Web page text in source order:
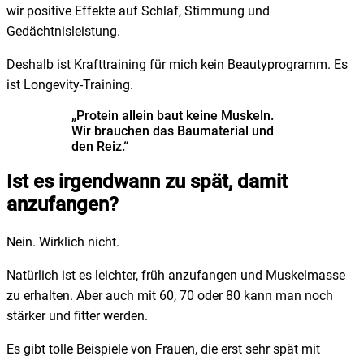
wir positive Effekte auf Schlaf, Stimmung und
Gedächtnisleistung.
Deshalb ist Krafttraining für mich kein Beautyprogramm. Es
ist Longevity-Training.
„Protein allein baut keine Muskeln.
Wir brauchen das Baumaterial und
den Reiz.“
Ist es irgendwann zu spät, damit
anzufangen?
Nein. Wirklich nicht.
Natürlich ist es leichter, früh anzufangen und Muskelmasse
zu erhalten. Aber auch mit 60, 70 oder 80 kann man noch
stärker und fitter werden.
Es gibt tolle Beispiele von Frauen, die erst sehr spät mit